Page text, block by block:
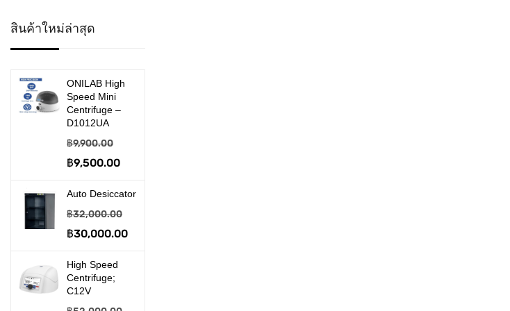
>> Desiccator
>> Disposable Product
>> Embedding System
>> Filtration & Suction
เครื่องรันเจล
>> Hot Plate & Stirrer
สินค้าใหม่ล่าสุด
ONILAB High
Speed Mini
Centrifuge –
D1012UA
฿9,900.00
Original
฿9,500.00Current
Auto Desiccator
฿32,000.00
Original
was:
฿32,000.00.
฿30,000.00Current
High Speed
Centrifuge;
C12V